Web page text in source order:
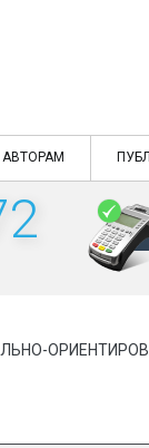
АВТОРАМ